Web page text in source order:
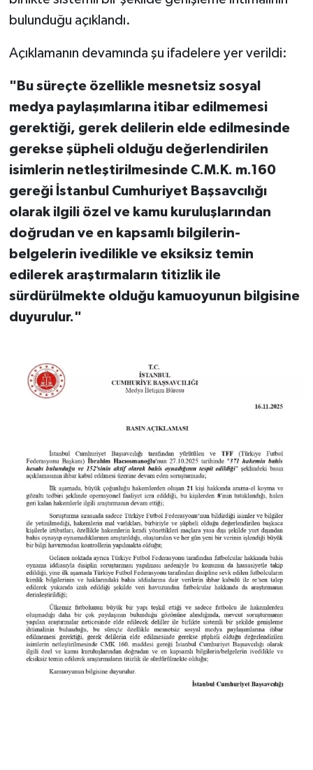
bulunduğu açıklandı.
Açıklamanın devamında şu ifadelere yer verildi:
"Bu süreçte özellikle mesnetsiz sosyal
medya paylaşımlarına itibar edilmemesi
gerektiği, gerek delilerin elde edilmesinde
gerekse şüpheli olduğu değerlendirilen
isimlerin netleştirilmesinde C.M.K. m.160
gereği İstanbul Cumhuriyet Başsavcılığı
olarak ilgili özel ve kamu kuruluşlarından
doğrudan ve en kapsamlı bilgilerin-
belgelerin ivedilikle ve eksiksiz temin
edilerek araştırmaların titizlik ile
sürdürülmekte olduğu kamuoyunun bilgisine
duyurulur."